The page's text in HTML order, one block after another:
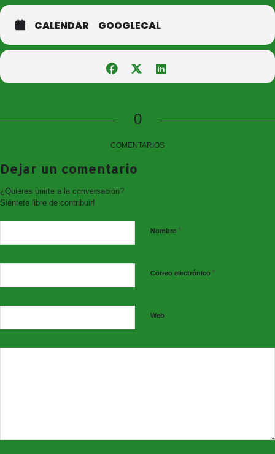
+ iNFOCALENDAR GOOGLECAL
0
COMENTARIOS
Dejar un comentario
¿Quieres unirte a la conversación?
Siéntete libre de contribuir!
Nombre *
Correo electrónico *
Web